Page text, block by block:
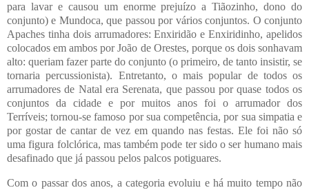
para lavar e causou um enorme prejuízo a Tiãozinho, dono do
conjunto) e Mundoca, que passou por vários conjuntos. O conjunto
Apaches tinha dois arrumadores: Enxiridão e Enxiridinho, apelidos
colocados em ambos por João de Orestes, porque os dois sonhavam
alto: queriam fazer parte do conjunto (o primeiro, de tanto insistir, se
tornaria percussionista). Entretanto, o mais popular de todos os
arrumadores de Natal era Serenata, que passou por quase todos os
conjuntos da cidade e por muitos anos foi o arrumador dos
Terríveis; tornou-se famoso por sua competência, por sua simpatia e
por gostar de cantar de vez em quando nas festas. Ele foi não só
uma figura folclórica, mas também pode ter sido o ser humano mais
desafinado que já passou pelos palcos potiguares.
Com o passar dos anos, a categoria evoluiu e há muito tempo não